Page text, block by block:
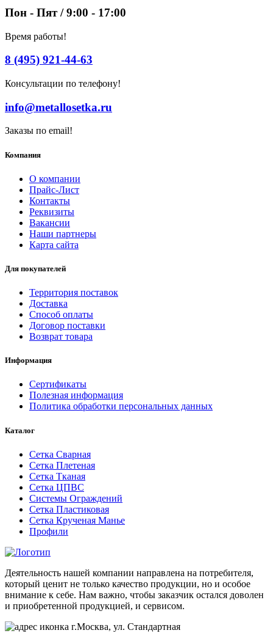
Пон - Пят / 9:00 - 17:00
Время работы!
8 (495) 921-44-63
Консультации по телефону!
info@metallosetka.ru
Заказы по email!
Компания
О компании
Прайс-Лист
Контакты
Реквизиты
Вакансии
Наши партнеры
Карта сайта
Для покупателей
Территория поставок
Доставка
Способ оплаты
Договор поставки
Возврат товара
Информация
Сертификаты
Полезная информация
Политика обработки персональных данных
Каталог
Сетка Сварная
Сетка Плетеная
Сетка Тканая
Сетка ЦПВС
Системы Ограждений
Сетка Пластиковая
Сетка Крученая Манье
Профили
Деятельность нашей компании направлена на потребителя,
который ценит не только качество продукции, но и особое
внимание к себе. Нам важно, чтобы заказчик остался доволен
и приобретенной продукцией, и сервисом.
г.Москва, ул. Стандартная